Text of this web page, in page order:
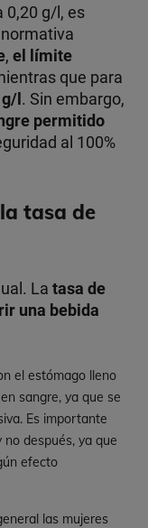
0,20 g/l, es
, el límite
que para
g/l. Sin embargo,
permitido
al 100%
tasa de
La tasa de
una bebida
el estómago lleno
sangre, ya que se
Es importante
después, ya que
efecto
las mujeres